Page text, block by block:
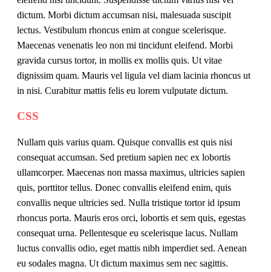
dictum. Morbi dictum accumsan nisi, malesuada suscipit
lectus. Vestibulum rhoncus enim at congue scelerisque.
Maecenas venenatis leo non mi tincidunt eleifend. Morbi
gravida cursus tortor, in mollis ex mollis quis. Ut vitae
dignissim quam. Mauris vel ligula vel diam lacinia rhoncus ut
in nisi. Curabitur mattis felis eu lorem vulputate dictum.
CSS
Nullam quis varius quam. Quisque convallis est quis nisi
consequat accumsan. Sed pretium sapien nec ex lobortis
ullamcorper. Maecenas non massa maximus, ultricies sapien
quis, porttitor tellus. Donec convallis eleifend enim, quis
convallis neque ultricies sed. Nulla tristique tortor id ipsum
rhoncus porta. Mauris eros orci, lobortis et sem quis, egestas
consequat urna. Pellentesque eu scelerisque lacus. Nullam
luctus convallis odio, eget mattis nibh imperdiet sed. Aenean
eu sodales magna. Ut dictum maximus sem nec sagittis.